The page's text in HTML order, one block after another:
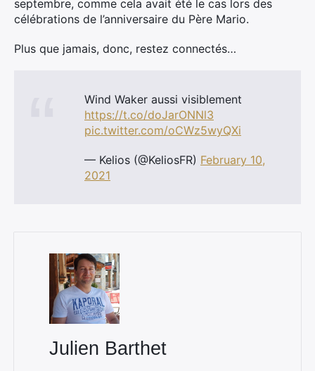
septembre, comme cela avait été le cas lors des
célébrations de l’anniversaire du Père Mario.
Plus que jamais, donc, restez connectés…
Wind Waker aussi visiblement
https://t.co/doJarONNl3
pic.twitter.com/oCWz5wyQXi
— Kelios (@KeliosFR) February 10,
2021
Julien Barthet
Rechercher